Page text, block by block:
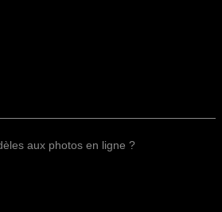
aux photos en ligne ?